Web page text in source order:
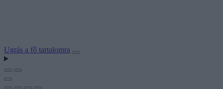
Ugrás a fő tartalomra